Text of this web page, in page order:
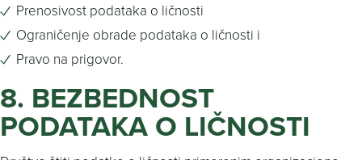
Prenosivost podataka o ličnosti
Ograničenje obrade podataka o ličnosti i
Pravo na prigovor.
8. BEZBEDNOST
PODATAKA O LIČNOSTI